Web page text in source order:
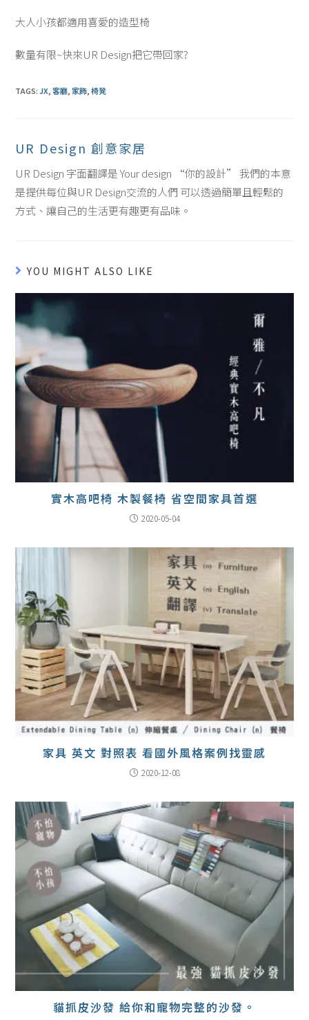
大人小孩都適用喜愛的造型椅
數量有限~快來UR Design把它帶回家?
TAGS:JX 客廳 家飾 椅凳
UR Design 創意家居
UR Design 字面翻譯是 Your design “你的設計” 我們的本意
是提供每位與UR Design交流的人們 可以透過簡單且輕鬆的
方式、讓自己的生活更有趣更有品味。
YOU MIGHT ALSO LIKE
實木高吧椅 木製餐椅 省空間家具首選
2020-05-04
家具 英文 對照表 看國外風格案例找靈感
2020-12-08
貓抓皮沙發 給你和寵物完整的沙發。